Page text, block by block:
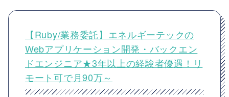
【Ruby/業務委託】エネルギーテックの
Webアプリケーション開発・バックエン
ドエンジニア★3年以上の経験者優遇！リ
モート可で月90万～